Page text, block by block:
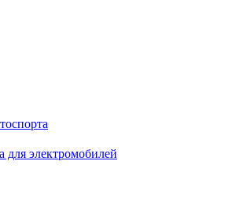
для электромобилей